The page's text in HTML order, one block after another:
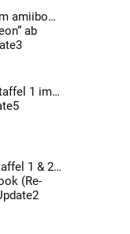
amiibo
ab
1 im
1 & 2
(Re-